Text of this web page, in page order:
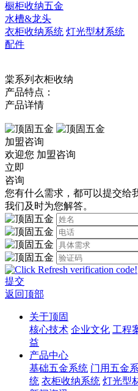
橱柜收纳五金
水槽&龙头
衣柜收纳系统 灯光型材系统
配件
棠系列衣柜收纳
产品特点：
产品详情
加盟咨询
欢迎您 加盟咨询
立即
咨询
您有什么需求，都可以提交给
我们及时为您解答。
提交
返回顶部
关于顶固
核心技术 企业文化 工程
益
产品中心
基础五金系统 门用五金
统 衣柜收纳系统 灯光型